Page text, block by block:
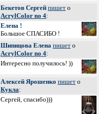
Бекетов Сергей пишет о
AcrylColor no 4:
Елена !
Большое СПАСИБО !
Шипицова Елена пишет о
AcrylColor no 4:
Интересно получилось! ))
Алексей Ярошенко пишет о
Кукла:
Сергей, спасибо)))